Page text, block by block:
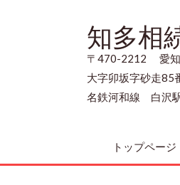
知多相
〒470-2212 愛知
大字卯坂字砂走85
名鉄河和線 白沢
トップページ